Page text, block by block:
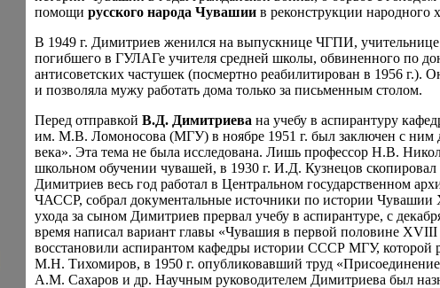
помощирусского народа Чувашии в реконструкции народного
В 1949 г. Димитриев женился на выпускнице ЧГПИ,
погибшего в ГУЛАГе учителя средней школы, обвиненного по
антисоветских частушек (посмертно реабилитирован в 1956
и позволяла мужу работать дома только за письменным столом.
Перед отправкойВ.Д. Димитриева на учебу в аспирантуру
им. М.В. Ломоносова (МГУ) в ноябре 1951 г. был заключен с
века». Эта тема не была исследована. Лишь профессор Н.В.
школьном обучении чувашей, в 1930 г. И.Д. Кузнецов
Димитриев весь год работал в Центральном государственном
ЧАССР, собрал документальные источники по истории
ухода за сыном Димитриев прервал учебу в аспирантуре, с
время написал вариант главы «Чувашия в первой половине
восстановили аспирантом кафедры истории СССР МГУ, которой
М.Н. Тихомиров, в 1950 г. опубликовавший труд
А.М. Сахаров и др. Научным руководителем Димитриева был